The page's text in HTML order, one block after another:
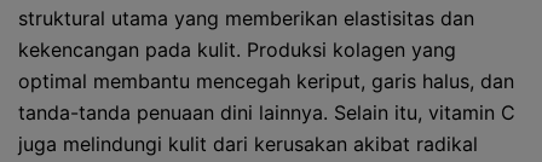
struktural utama yang memberikan elastisitas dan
kekencangan pada kulit. Produksi kolagen yang
optimal membantu mencegah keriput, garis halus, dan
tanda-tanda penuaan dini lainnya. Selain itu, vitamin C
juga melindungi kulit dari kerusakan akibat radikal